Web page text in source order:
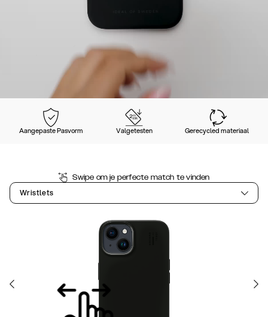
Aangepaste Pasvorm Valgetesten Gerecycled materiaal
Swipe om je perfecte match te vinden
Wristlets